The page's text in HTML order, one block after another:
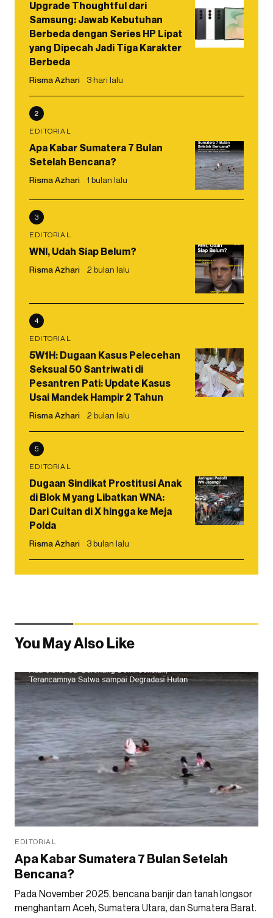
Upgrade Thoughtful dari
Samsung: Jawab Kebutuhan
Berbeda dengan Series HP Lipat
yang Dipecah Jadi Tiga Karakter
Berbeda
Risma Azhari 3 hari lalu
2
EDITORIAL
Apa Kabar Sumatera 7 Bulan
Setelah Bencana?
Risma Azhari 1 bulan lalu
3
EDITORIAL
WNI, Udah Siap Belum?
Risma Azhari 2 bulan lalu
4
EDITORIAL
5W1H: Dugaan Kasus Pelecehan
Seksual 50 Santriwati di
Pesantren Pati: Update Kasus
Usai Mandek Hampir 2 Tahun
Risma Azhari 2 bulan lalu
5
EDITORIAL
Dugaan Sindikat Prostitusi Anak
di Blok M yang Libatkan WNA:
Dari Cuitan di X hingga ke Meja
Polda
Risma Azhari 3 bulan lalu
You May Also Like
EDITORIAL
Apa Kabar Sumatera 7 Bulan Setelah
Bencana?
Pada November 2025, bencana banjir dan tanah longsor
menghantam Aceh, Sumatera Utara, dan Sumatera Barat.